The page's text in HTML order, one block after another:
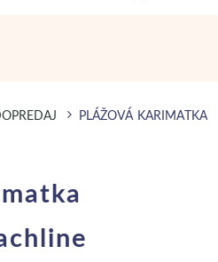
PLÁŽOVÁ KARIMATKA